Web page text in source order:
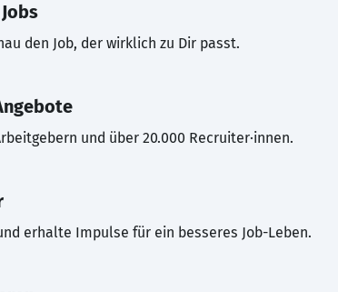
den Job, der wirklich zu Dir passt.
und über 20.000 Recruiter·innen.
erhalte Impulse für ein besseres Job-Leben.